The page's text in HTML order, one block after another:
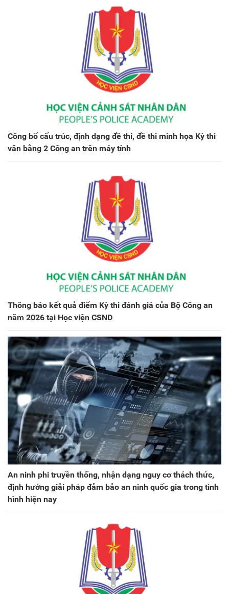
Công bố cấu trúc, định dạng đề thi, đề thi minh họa Kỳ thi
văn bằng 2 Công an trên máy tính
Thông báo kết quả điểm Kỳ thi đánh giá của Bộ Công an
năm 2026 tại Học viện CSND
An ninh phi truyền thống, nhận dạng nguy cơ thách thức,
định hướng giải pháp đảm bảo an ninh quốc gia trong tình
hình hiện nay